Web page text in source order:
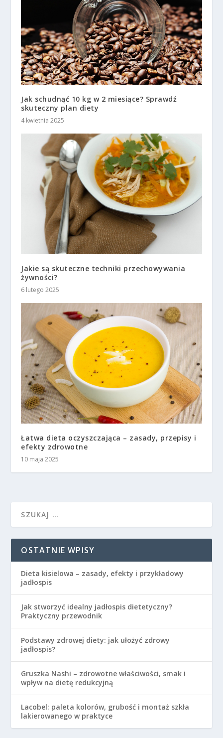
Jak schudnąć 10 kg w 2 miesiące? Sprawdź
skuteczny plan diety
4 kwietnia 2025
Jakie są skuteczne techniki przechowywania
żywności?
6 lutego 2025
Łatwa dieta oczyszczająca – zasady, przepisy i
efekty zdrowotne
10 maja 2025
OSTATNIE WPISY
Dieta kisielowa – zasady, efekty i przykładowy
jadłospis
Jak stworzyć idealny jadłospis dietetyczny?
Praktyczny przewodnik
Podstawy zdrowej diety: jak ułożyć zdrowy
jadłospis?
Gruszka Nashi – zdrowotne właściwości, smak i
wpływ na dietę redukcyjną
Lacobel: paleta kolorów, grubość i montaż szkła
lakierowanego w praktyce